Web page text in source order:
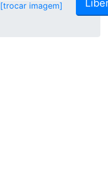
[trocar imagem]